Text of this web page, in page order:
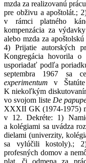
mzda za realizovanú
pre obživu a apoštolát.;
v rámci platného
kompenzácia za
alebo mzda za
4) Prijatie autorských
Kongregácia hovorila
usporiadať podľa
septembra 1967 sa
experimentum v
K niekoľkým
vo svojom liste De
XXXII GK (1974-1975)
v 12. Dekréte: 1)
a kolégiami sa uvádza
dielami (univerzity,
sa vylúčili kostoly).;
profesných domov a
plat, či odmena za